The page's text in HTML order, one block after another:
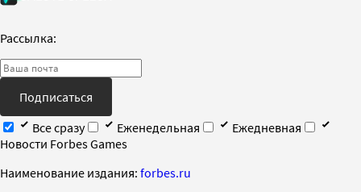
Рассылка:
Подписаться
Все сразу
Еженедельная
Ежедневная
Новости Forbes Games
Наименование издания: forbes.ru